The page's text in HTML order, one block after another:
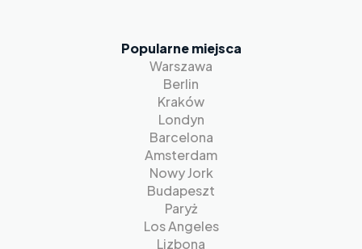
Popularne miejsca
Warszawa
Berlin
Kraków
Londyn
Barcelona
Amsterdam
Nowy Jork
Budapeszt
Paryż
Los Angeles
Lizbona